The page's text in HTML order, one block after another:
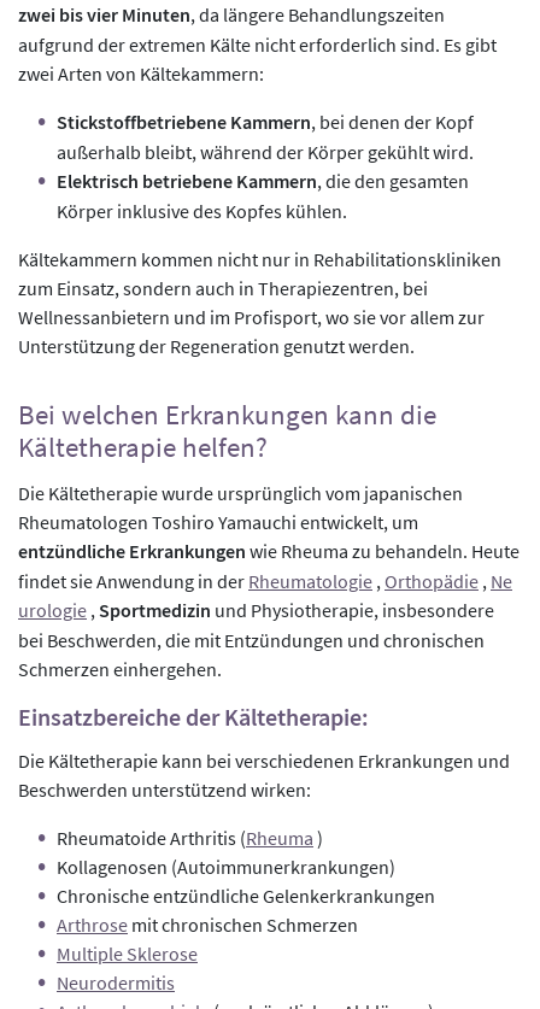
zwei bis vier Minuten, da längere Behandlungszeiten
aufgrund der extremen Kälte nicht erforderlich sind. Es gibt
zwei Arten von Kältekammern:
Stickstoffbetriebene Kammern, bei denen der Kopf
außerhalb bleibt, während der Körper gekühlt wird.
Elektrisch betriebene Kammern, die den gesamten
Körper inklusive des Kopfes kühlen.
Kältekammern kommen nicht nur in Rehabilitationskliniken
zum Einsatz, sondern auch in Therapiezentren, bei
Wellnessanbietern und im Profisport, wo sie vor allem zur
Unterstützung der Regeneration genutzt werden.
Bei welchen Erkrankungen kann die
Kältetherapie helfen?
Die Kältetherapie wurde ursprünglich vom japanischen
Rheumatologen Toshiro Yamauchi entwickelt, um
entzündliche Erkrankungen wie Rheuma zu behandeln. Heute
findet sie Anwendung in der Rheumatologie , Orthopädie , Ne
urologie , Sportmedizin und Physiotherapie, insbesondere
bei Beschwerden, die mit Entzündungen und chronischen
Schmerzen einhergehen.
Einsatzbereiche der Kältetherapie:
Die Kältetherapie kann bei verschiedenen Erkrankungen und
Beschwerden unterstützend wirken:
Rheumatoide Arthritis (Rheuma )
Kollagenosen (Autoimmunerkrankungen)
Chronische entzündliche Gelenkerkrankungen
Arthrose mit chronischen Schmerzen
Multiple Sklerose
Neurodermitis